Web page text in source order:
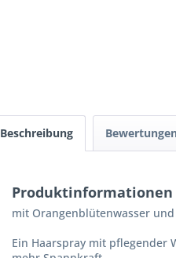
Beschreibung
Produktinformationen
mit Orangenblütenwasser
Ein Haarspray mit pflegender